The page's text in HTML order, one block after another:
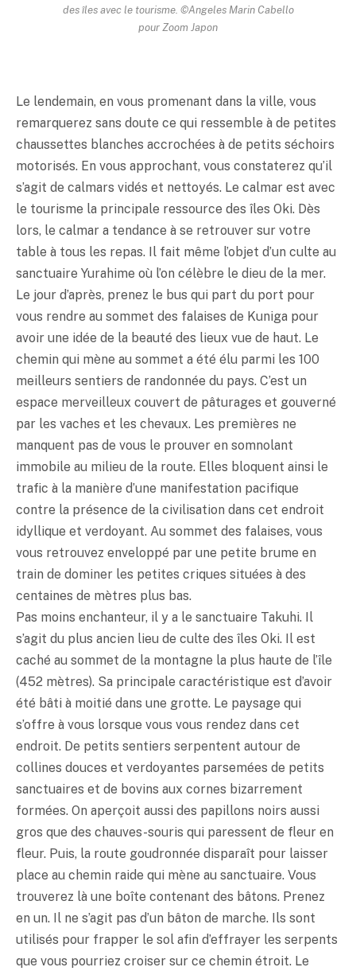
des îles avec le tourisme. ©Angeles Marin Cabello
pour Zoom Japon
Le lendemain, en vous promenant dans la ville, vous
remarquerez sans doute ce qui ressemble à de petites
chaussettes blanches accrochées à de petits séchoirs
motorisés. En vous approchant, vous constaterez qu’il
s’agit de calmars vidés et nettoyés. Le calmar est avec
le tourisme la principale ressource des îles Oki. Dès
lors, le calmar a tendance à se retrouver sur votre
table à tous les repas. Il fait même l’objet d’un culte au
sanctuaire Yurahime où l’on célèbre le dieu de la mer.
Le jour d’après, prenez le bus qui part du port pour
vous rendre au sommet des falaises de Kuniga pour
avoir une idée de la beauté des lieux vue de haut. Le
chemin qui mène au sommet a été élu parmi les 100
meilleurs sentiers de randonnée du pays. C’est un
espace merveilleux couvert de pâturages et gouverné
par les vaches et les chevaux. Les premières ne
manquent pas de vous le prouver en somnolant
immobile au milieu de la route. Elles bloquent ainsi le
trafic à la manière d’une manifestation pacifique
contre la présence de la civilisation dans cet endroit
idyllique et verdoyant. Au sommet des falaises, vous
vous retrouvez enveloppé par une petite brume en
train de dominer les petites criques situées à des
centaines de mètres plus bas.
Pas moins enchanteur, il y a le sanctuaire Takuhi. Il
s’agit du plus ancien lieu de culte des îles Oki. Il est
caché au sommet de la montagne la plus haute de l’île
(452 mètres). Sa principale caractéristique est d’avoir
été bâti à moitié dans une grotte. Le paysage qui
s’offre à vous lorsque vous vous rendez dans cet
endroit. De petits sentiers serpentent autour de
collines douces et verdoyantes parsemées de petits
sanctuaires et de bovins aux cornes bizarrement
formées. On aperçoit aussi des papillons noirs aussi
gros que des chauves-souris qui paressent de fleur en
fleur. Puis, la route goudronnée disparaît pour laisser
place au chemin raide qui mène au sanctuaire. Vous
trouverez là une boîte contenant des bâtons. Prenez
en un. Il ne s’agit pas d’un bâton de marche. Ils sont
utilisés pour frapper le sol afin d’effrayer les serpents
que vous pourriez croiser sur ce chemin étroit. Le